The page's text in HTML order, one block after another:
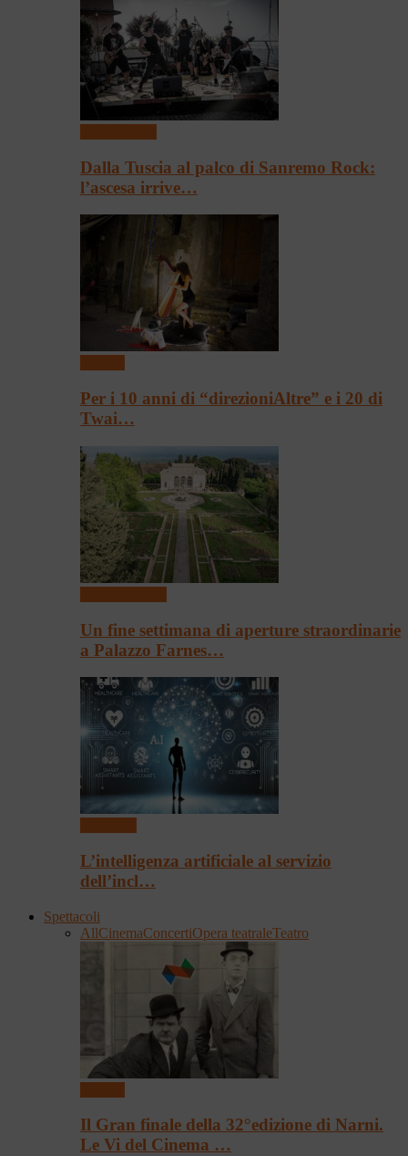
Dalla Tuscia al palco di Sanremo Rock:
l’ascesa irrive…
Per i 10 anni di “direzioniAltre” e i 20 di
Twai…
Un fine settimana di aperture straordinarie
a Palazzo Farnes…
L’intelligenza artificiale al servizio
dell’incl…
Spettacoli
AllCinemaConcertiOpera teatraleTeatro
Il Gran finale della 32°edizione di Narni.
Le Vi del Cinema …